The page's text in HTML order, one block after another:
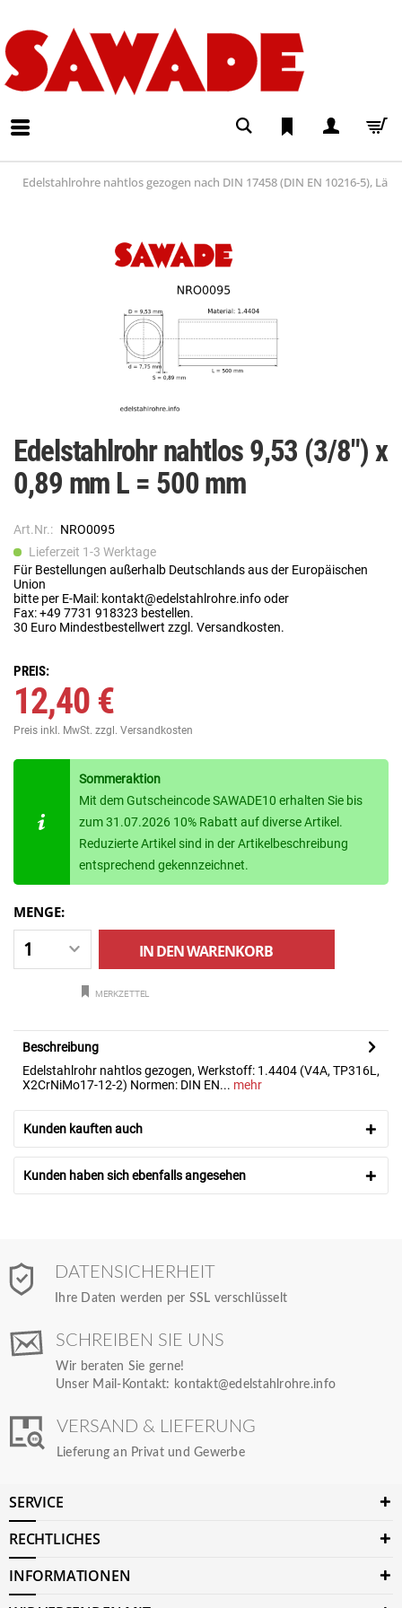
Edelstahlrohre nahtlos gezogen nach DIN 17458 (DIN EN 10216-5),
Edelstahlrohr nahtlos 9,53 (3/8") x
0,89 mm L = 500 mm
Art.Nr.: NRO0095
Lieferzeit 1-3 Werktage
Für Bestellungen außerhalb Deutschlands aus der Europäischen
Union
bitte per E-Mail: kontakt@edelstahlrohre.info oder
Fax: +49 7731 918323 bestellen.
30 Euro Mindestbestellwert zzgl. Versandkosten.
PREIS:
12,40 €
Preis inkl. MwSt. zzgl. Versandkosten
Sommeraktion
Mit dem Gutscheincode SAWADE10 erhalten Sie bis
zum 31.07.2026 10% Rabatt auf diverse Artikel.
Reduzierte Artikel sind in der Artikelbeschreibung
entsprechend gekennzeichnet.
MENGE:
IN DENWARENKORB
MERKZETTEL
Beschreibung
Edelstahlrohr nahtlos gezogen, Werkstoff: 1.4404 (V4A, TP316L,
X2CrNiMo17-12-2) Normen: DIN EN... mehr
Kunden kauften auch
Kunden haben sich ebenfalls angesehen
DATENSICHERHEIT
Ihre Daten werden per SSL verschlüsselt
SCHREIBEN SIE UNS
Wir beraten Sie gerne!
Unser Mail-Kontakt: kontakt@edelstahlrohre.info
VERSAND & LIEFERUNG
Lieferung an Privat und Gewerbe
SERVICE
RECHTLICHES
INFORMATIONEN